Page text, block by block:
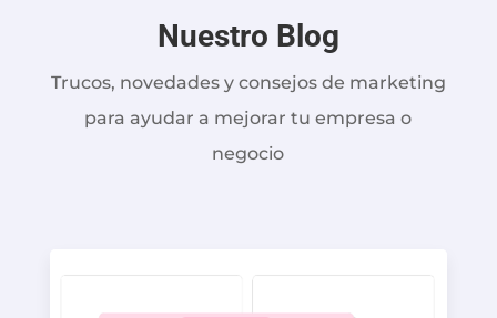
Nuestro Blog
Trucos, novedades y consejos de marketing
para ayudar a mejorar tu empresa o
negocio